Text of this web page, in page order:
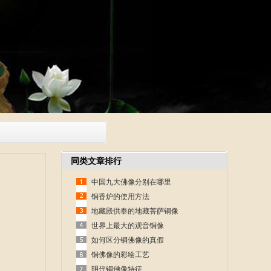
同类文章排行
中国九大佛像分别在哪里
铜香炉的使用方法
地藏殿供奉的地藏菩萨铜像
世界上最大的观音铜像
如何区分铜佛像的真假
铜佛像的彩绘工艺
明代铜佛像特征